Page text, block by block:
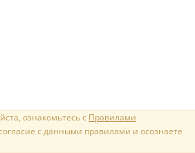
ознакомьтесь с Правилами
с данными правилами и осознаете